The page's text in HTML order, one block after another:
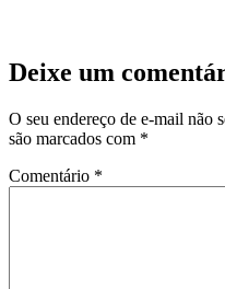
Deixe um
O seu endereço de e-mail não
são marcados com *
Comentário *